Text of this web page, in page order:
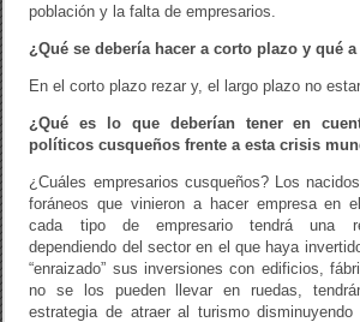
población y la falta de empresarios.
¿Qué se debería hacer a corto plazo y qué
En el corto plazo rezar y, el largo plazo no
¿Qué es lo que deberían tener en
políticos cusqueños frente a esta crisis
¿Cuáles empresarios cusqueños? Los
foráneos que vinieron a hacer empresa en
cada tipo de empresario tendrá una
dependiendo del sector en el que haya
“enraizado” sus inversiones con edificios,
no se los pueden llevar en ruedas,
estrategia de atraer al turismo